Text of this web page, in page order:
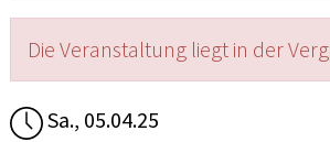
Die Veranstaltung liegt in der
Sa., 05.04.25